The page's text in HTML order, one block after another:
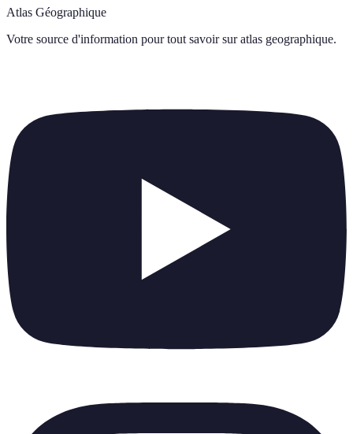
Atlas Géographique
Votre source d'information pour tout savoir sur atlas geographique.